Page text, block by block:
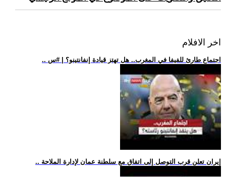
اخر الافلام
.. اجتماع طارئ للفيفا في المغرب.. هل تهتز قيادة إنفانتينو؟ | #س
.. إيران تعلن قرب التوصل إلى اتفاق مع سلطنة عمان لإدارة الملاحة